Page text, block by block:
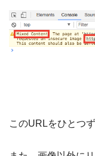
このURLをひとつ